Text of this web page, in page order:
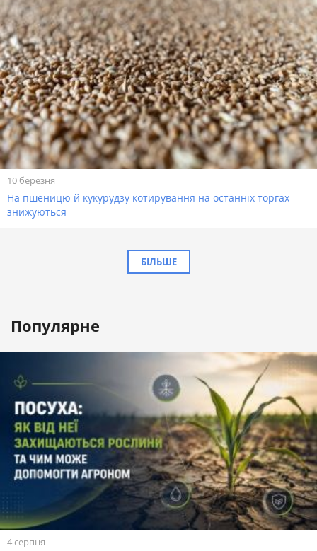
10 березня
На пшеницю й кукурудзу котирування на останніх торгах
знижуються
БІЛЬШЕ
Популярне
4 серпня